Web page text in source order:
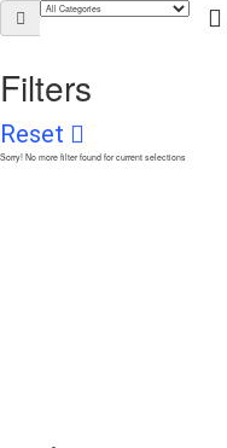
Filters
Reset
Sorry! No more filter found for current selections